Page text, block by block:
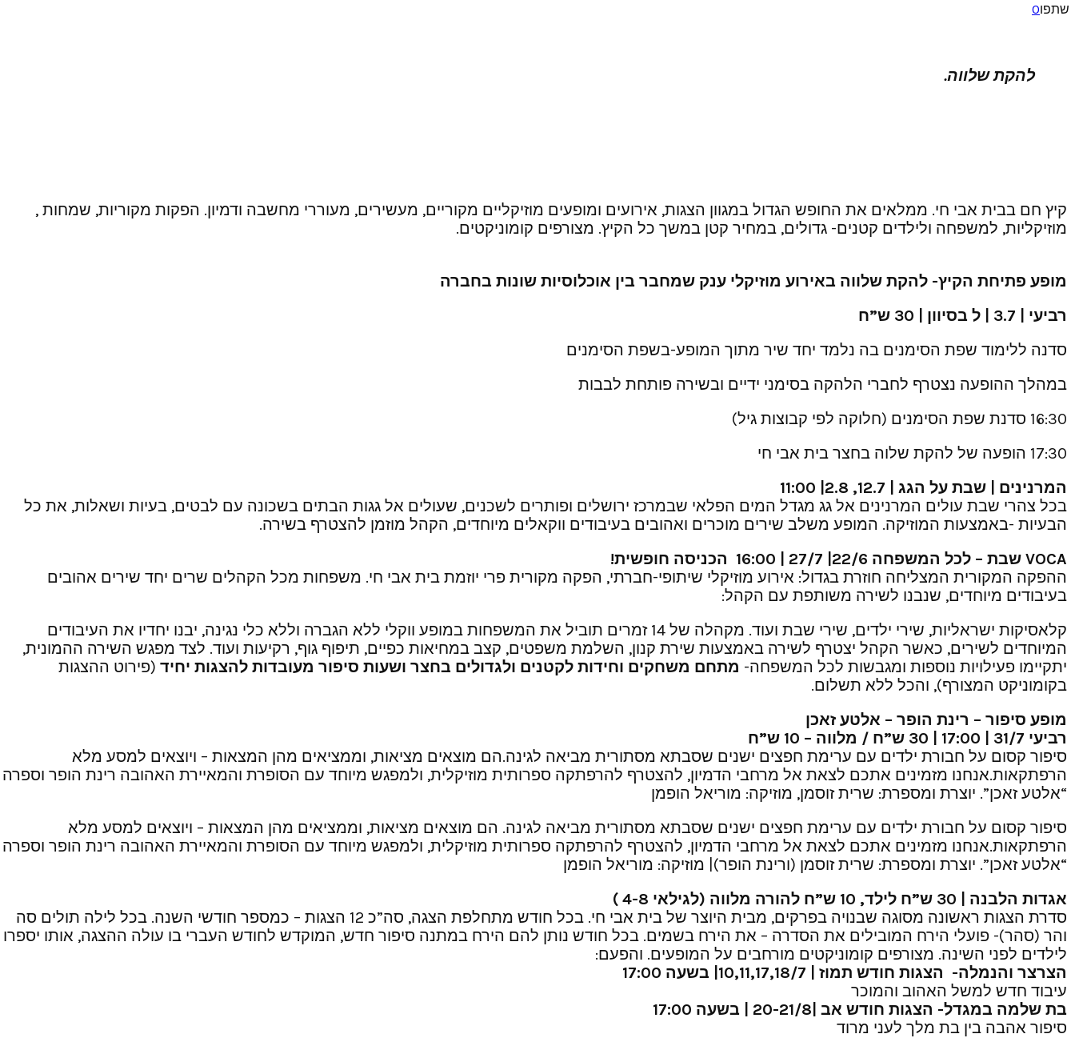
שתפו0
להקת שלווה.
קיץ חם בבית אבי חי. ממלאים את החופש הגדול במגוון הצגות, אירועים ומופעים מוזיקליים מקוריים, מעשירים, מעוררי מחשבה ודמיון. הפקות מקוריות, שמחות ,
מוזיקליות, למשפחה ולילדים קטנים- גדולים, במחיר קטן במשך כל הקיץ. מצורפים קומוניקטים.
מופע פתיחת הקיץ- להקת שלווה באירוע מוזיקלי ענק שמחבר בין אוכלוסיות שונות בחברה
רביעי | 3.7 | ל בסיוון | 30 ש”ח
סדנה ללימוד שפת הסימנים בה נלמד יחד שיר מתוך המופע-בשפת הסימנים
במהלך ההופעה נצטרף לחברי הלהקה בסימני ידיים ובשירה פותחת לבבות
16:30 סדנת שפת הסימנים (חלוקה לפי קבוצות גיל)
17:30 הופעה של להקת שלוה בחצר בית אבי חי
המרנינים | שבת על הגג | 12.7, 2.8| 11:00
בכל צהרי שבת עולים המרנינים אל גג מגדל המים הפלאי שבמרכז ירושלים ופותרים לשכנים, שעולים אל גגות הבתים בשכונה עם לבטים, בעיות ושאלות, את כל
הבעיות -באמצעות המוזיקה. המופע משלב שירים מוכרים ואהובים בעיבודים ווקאלים מיוחדים, הקהל מוזמן להצטרף בשירה.
VOCA שבת – לכל המשפחה 22/6| 27/7 | 16:00 הכניסה חופשית!
ההפקה המקורית המצליחה חוזרת בגדול: אירוע מוזיקלי שיתופי-חברתי, הפקה מקורית פרי יוזמת בית אבי חי. משפחות מכל הקהלים שרים יחד שירים אהובים
בעיבודים מיוחדים, שנבנו לשירה משותפת עם הקהל:
קלאסיקות ישראליות, שירי ילדים, שירי שבת ועוד. מקהלה של 14 זמרים תוביל את המשפחות במופע ווקלי ללא הגברה וללא כלי נגינה, יבנו יחדיו את העיבודים
המיוחדים לשירים, כאשר הקהל יצטרף לשירה באמצעות שירת קנון, השלמת משפטים, קצב במחיאות כפיים, תיפוף גוף, רקיעות ועוד. לצד מפגש השירה ההמונית,
יתקיימו פעילויות נוספות ומגבשות לכל המשפחה- מתחם משחקים וחידות לקטנים ולגדולים בחצר ושעות סיפור מעובדות להצגות יחיד (פירוט ההצגות
בקומוניקט המצורף), והכל ללא תשלום.
מופע סיפור – רינת הופר – אלטע זאכן
רביעי 31/7 | 17:00 | 30 ש”ח / מלווה – 10 ש”ח
סיפור קסום על חבורת ילדים עם ערימת חפצים ישנים שסבתא מסתורית מביאה לגינה.הם מוצאים מציאות, וממציאים מהן המצאות – ויוצאים למסע מלא
הרפתקאות.אנחנו מזמינים אתכם לצאת אל מרחבי הדמיון, להצטרף להרפתקה ספרותית מוזיקלית, ולמפגש מיוחד עם הסופרת והמאיירת האהובה רינת הופר וספרה
“אלטע זאכן”. יוצרת ומספרת: שרית זוסמן, מוזיקה: מוריאל הופמן
סיפור קסום על חבורת ילדים עם ערימת חפצים ישנים שסבתא מסתורית מביאה לגינה. הם מוצאים מציאות, וממציאים מהן המצאות – ויוצאים למסע מלא
הרפתקאות.אנחנו מזמינים אתכם לצאת אל מרחבי הדמיון, להצטרף להרפתקה ספרותית מוזיקלית, ולמפגש מיוחד עם הסופרת והמאיירת האהובה רינת הופר וספרה
“אלטע זאכן”. יוצרת ומספרת: שרית זוסמן (ורינת הופר)| מוזיקה: מוריאל הופמן
אגדות הלבנה | 30 ש”ח לילד, 10 ש”ח להורה מלווה (לגילאי 4-8 )
סדרת הצגות ראשונה מסוגה שבנויה בפרקים, מבית היוצר של בית אבי חי. בכל חודש מתחלפת הצגה, סה”כ 12 הצגות – כמספר חודשי השנה. בכל לילה תולים סה
והר (סהר)- פועלי הירח המובילים את הסדרה – את הירח בשמים. בכל חודש נותן להם הירח במתנה סיפור חדש, המוקדש לחודש העברי בו עולה ההצגה, אותו יספרו
לילדים לפני השינה. מצורפים קומוניקטים מורחבים על המופעים. והפעם:
הצרצר והנמלה- הצגות חודש תמוז | 10,11,17,18/7| בשעה 17:00
עיבוד חדש למשל האהוב והמוכר
בת שלמה במגדל- הצגות חודש אב |20-21/8 | בשעה 17:00
סיפור אהבה בין בת מלך לעני מרוד